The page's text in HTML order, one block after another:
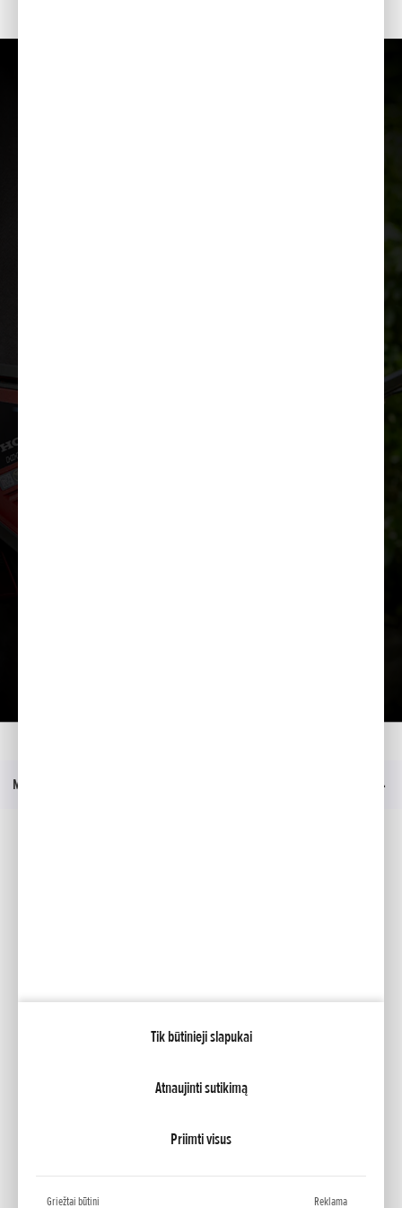
Tik būtinieji slapukai
Atnaujinti sutikimą
Priimti visus
Griežtai būtini Reklama
Meniu
Mano Honda